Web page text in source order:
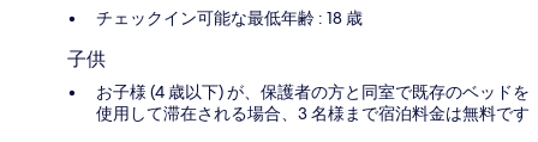
チェックイン可能な最低年齢 : 18 歳
子供
お子様 (4 歳以下) が、保護者の方と同室で既存のベッドを
使用して滞在される場合、3 名様まで宿泊料金は無料です